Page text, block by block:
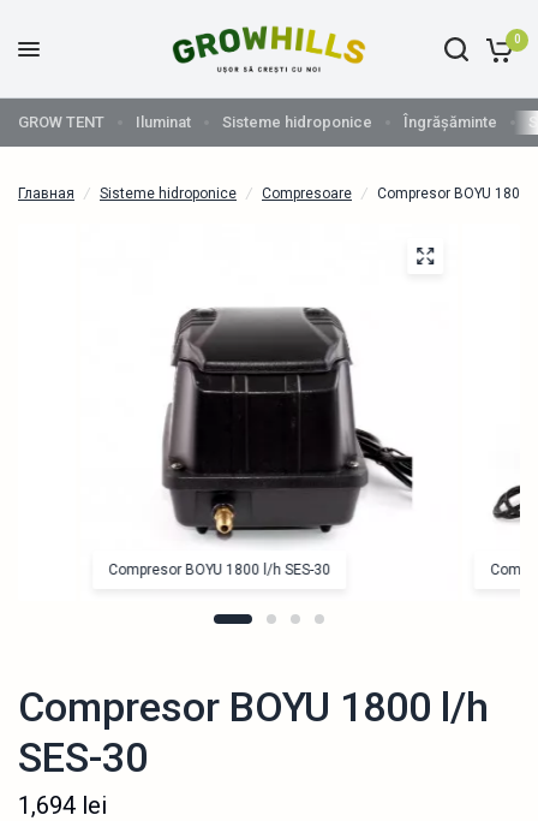
0
GROW TENT Iluminat Sisteme hidroponice Îngrășăminte
Главная / Sisteme hidroponice / Compresoare / Compresor BOYU 1800
Compresor BOYU 1800 l/h SES-30
Compresor BOYU 1800 l/h
SES-30
1,694 lei